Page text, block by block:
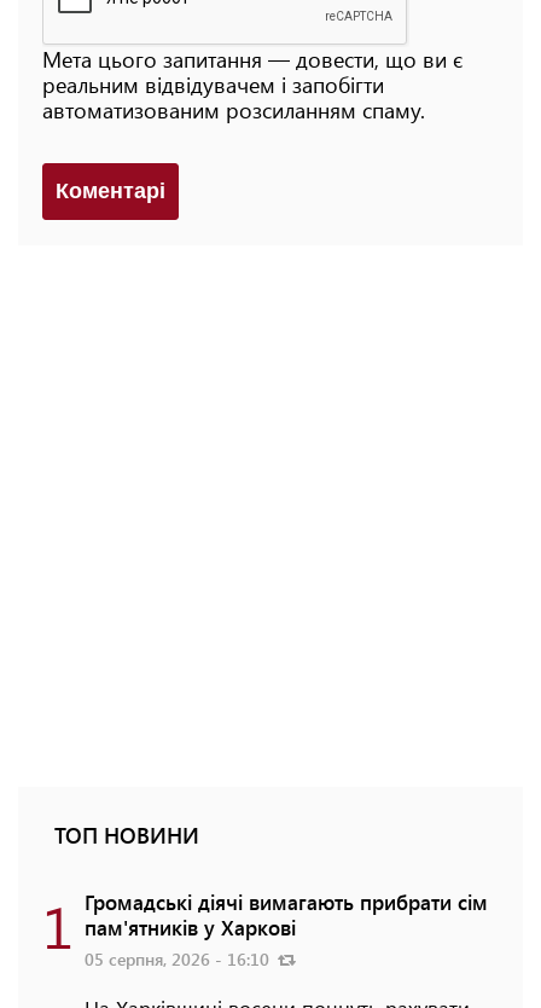
Мета цього запитання — довести, що ви є
реальним відвідувачем і запобігти
автоматизованим розсиланням спаму.
Коментарi
ТОП НОВИНИ
1 Громадські діячі вимагають прибрати сім
пам'ятників у Харкові
05 серпня, 2026 - 16:10